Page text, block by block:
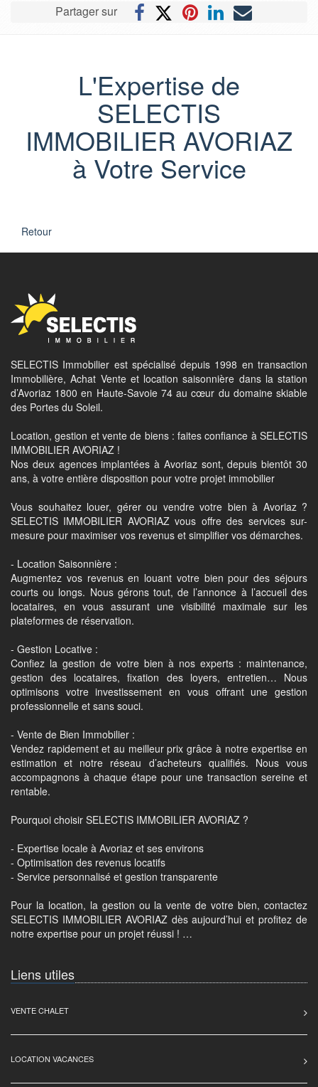
Partager sur
L'Expertise de
SELECTIS
IMMOBILIER AVORIAZ
à Votre Service
Retour
SELECTIS Immobilier est spécialisé depuis 1998 en transaction
Immobilière, Achat Vente et location saisonnière dans la station
d’Avoriaz 1800 en Haute-Savoie 74 au cœur du domaine skiable
des Portes du Soleil.
Location, gestion et vente de biens : faites confiance à SELECTIS
IMMOBILIER AVORIAZ !
Nos deux agences implantées à Avoriaz sont, depuis bientôt 30
ans, à votre entière disposition pour votre projet immobilier
Vous souhaitez louer, gérer ou vendre votre bien à Avoriaz ?
SELECTIS IMMOBILIER AVORIAZ vous offre des services sur-
mesure pour maximiser vos revenus et simplifier vos démarches.
- Location Saisonnière :
Augmentez vos revenus en louant votre bien pour des séjours
courts ou longs. Nous gérons tout, de l’annonce à l’accueil des
locataires, en vous assurant une visibilité maximale sur les
plateformes de réservation.
- Gestion Locative :
Confiez la gestion de votre bien à nos experts : maintenance,
gestion des locataires, fixation des loyers, entretien… Nous
optimisons votre investissement en vous offrant une gestion
professionnelle et sans souci.
- Vente de Bien Immobilier :
Vendez rapidement et au meilleur prix grâce à notre expertise en
estimation et notre réseau d’acheteurs qualifiés. Nous vous
accompagnons à chaque étape pour une transaction sereine et
rentable.
Pourquoi choisir SELECTIS IMMOBILIER AVORIAZ ?
- Expertise locale à Avoriaz et ses environs
- Optimisation des revenus locatifs
- Service personnalisé et gestion transparente
Pour la location, la gestion ou la vente de votre bien, contactez
SELECTIS IMMOBILIER AVORIAZ dès aujourd’hui et profitez de
notre expertise pour un projet réussi ! …
Liens utiles
VENTE CHALET
LOCATION VACANCES